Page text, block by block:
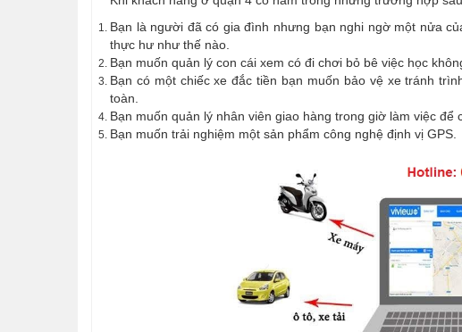
Bạn là người đã có gia đình nhưng bạn nghi ngờ một nửa
thực hư như thế nào.
Bạn muốn quản lý con cái xem có đi chơi bỏ bê việc học
Bạn có một chiếc xe đắc tiền bạn muốn bảo vệ xe tránh
toàn.
Bạn muốn quản lý nhân viên giao hàng trong giờ làm việc để
Bạn muốn trải nghiệm một sản phẩm công nghệ định vị GPS.